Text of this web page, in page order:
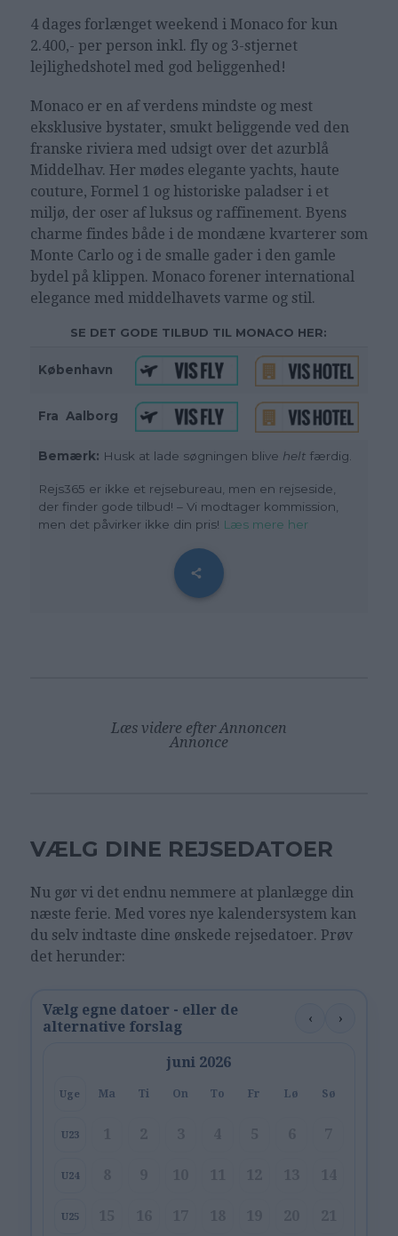
4 dages forlænget weekend i Monaco for kun
2.400,- per person inkl. fly og 3-stjernet
lejlighedshotel med god beliggenhed!
Monaco er en af verdens mindste og mest
eksklusive bystater, smukt beliggende ved den
franske riviera med udsigt over det azurblå
Middelhav. Her mødes elegante yachts, haute
couture, Formel 1 og historiske paladser i et
miljø, der oser af luksus og raffinement. Byens
charme findes både i de mondæne kvarterer som
Monte Carlo og i de smalle gader i den gamle
bydel på klippen. Monaco forener international
elegance med middelhavets varme og stil.
SE DET GODE TILBUD TIL MONACO HER:
København
Fra _Aalborg
Bemærk: Husk at lade søgningen blive helt færdig.
Rejs365 er ikke et rejsebureau, men en rejseside,
der finder gode tilbud! – Vi modtager kommission,
men det påvirker ikke din pris! Læs mere her
Læs videre efter Annoncen
Annonce
VÆLG DINE REJSEDATOER
Nu gør vi det endnu nemmere at planlægge din
næste ferie. Med vores nye kalendersystem kan
du selv indtaste dine ønskede rejsedatoer. Prøv
det herunder:
Vælg egne datoer - eller de
alternative forslag
‹ ›
juni 2026
Uge Ma Ti On To Fr Lø Sø
U23
U24
U25